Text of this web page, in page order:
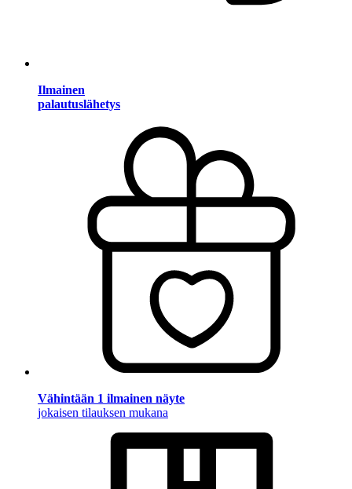
Ilmainen
palautuslähetys
Vähintään 1 ilmainen näyte
jokaisen tilauksen mukana